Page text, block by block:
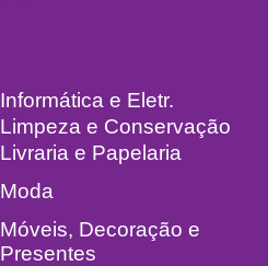
Informática e Eletr.
Limpeza e Conservação
Livraria e Papelaria
Moda
Móveis, Decoração e
Presentes